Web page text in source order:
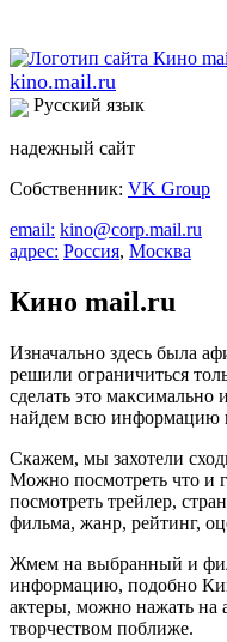
kino.mail.ru
Русский язык
надежный сайт
Собственник: VK Group
email: kino@corp.mail.ru
адрес: Россия, Москва
Кино mail.ru
Изначально здесь была
решили ограничиться
сделать это
найдем всю информацию
Скажем, мы захотели
Можно посмотреть что и
посмотреть трейлер,
фильма, жанр, рейтинг,
Жмем на выбранный и
информацию, подобно
актеры, можно нажать на
творчеством поближе.